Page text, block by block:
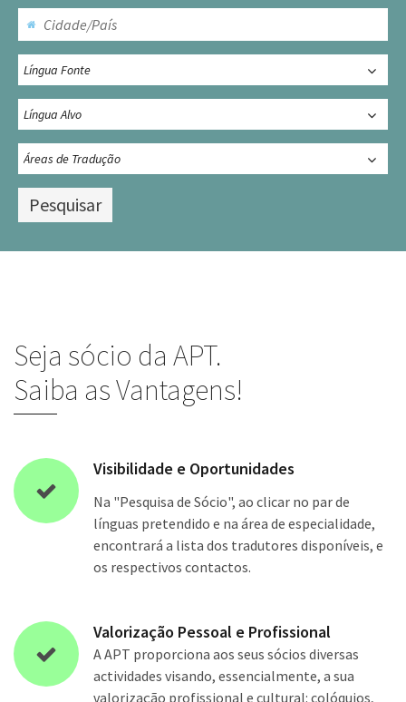
Seja sócio da APT.
Saiba as Vantagens!
Visibilidade e Oportunidades
Na "Pesquisa de Sócio", ao clicar no par de
línguas pretendido e na área de especialidade,
encontrará a lista dos tradutores disponíveis, e
os respectivos contactos.
Valorização Pessoal e Profissional
A APT proporciona aos seus sócios diversas
actividades visando, essencialmente, a sua
valorização profissional e cultural: colóquios,